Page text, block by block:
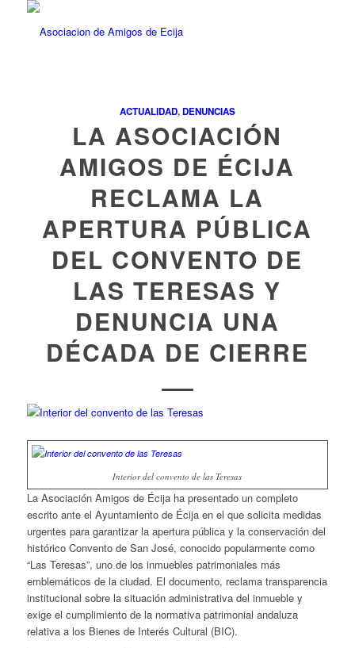
ACTUALIDAD,DENUNCIAS
LA ASOCIACIÓN
AMIGOS DE ÉCIJA
RECLAMA LA
APERTURA PÚBLICA
DEL CONVENTO DE
LAS TERESAS Y
DENUNCIA UNA
DÉCADA DE CIERRE
Interior del convento de las Teresas
La Asociación Amigos de Écija ha presentado un completo
escrito ante el Ayuntamiento de Écija en el que solicita medidas
urgentes para garantizar la apertura pública y la conservación del
histórico Convento de San José, conocido popularmente como
“Las Teresas”, uno de los inmuebles patrimoniales más
emblemáticos de la ciudad. El documento, reclama transparencia
institucional sobre la situación administrativa del inmueble y
exige el cumplimiento de la normativa patrimonial andaluza
relativa a los Bienes de Interés Cultural (BIC).